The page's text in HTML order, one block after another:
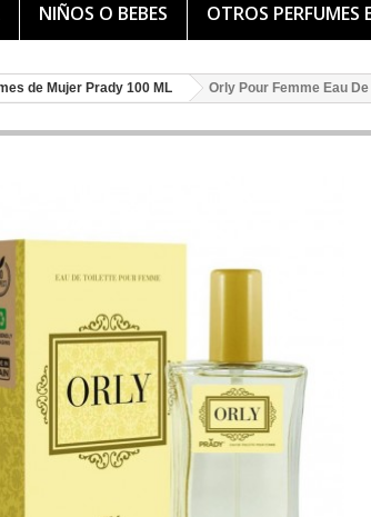
NIÑOS O BEBES OTROS PERFUMES
de Mujer Prady 100 ML Orly Pour Femme Eau